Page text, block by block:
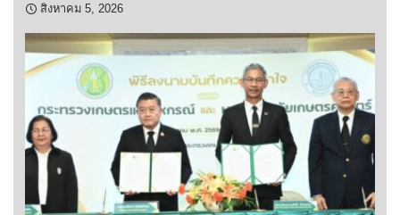
สิงหาคม 5, 2026